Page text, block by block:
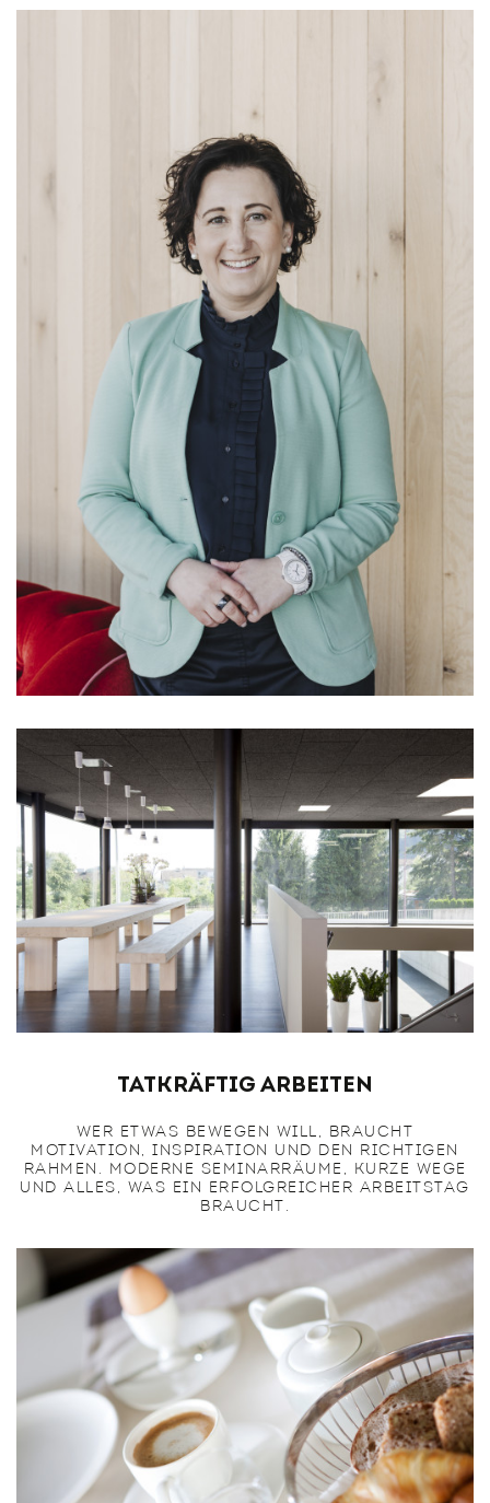
Tatkräftig Arbeiten
WER ETWAS BEWEGEN WILL, BRAUCHT
MOTIVATION, INSPIRATION UND DEN RICHTIGEN
RAHMEN. MODERNE SEMINARRÄUME, KURZE WEGE
UND ALLES, WAS EIN ERFOLGREICHER ARBEITSTAG
BRAUCHT.